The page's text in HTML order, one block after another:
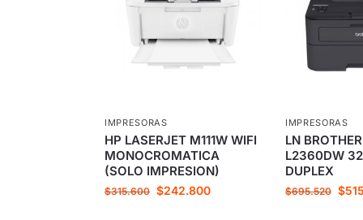
IMPRESORAS
HP LASERJET M111W WIFI
MONOCROMATICA
(SOLO IMPRESION)
$315.600 $242.800
IMPRESORAS
LN
L2360DW
DUPLEX
$695.520 $